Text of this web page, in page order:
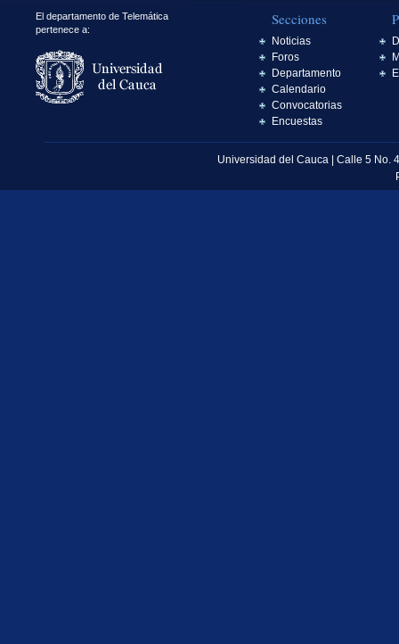
El departamento de Telemática
pertenece a:
Secciones
Noticias
Foros
Departamento
Calendario
Convocatorias
Encuestas
Universidad del Cauca | Calle 5 No.